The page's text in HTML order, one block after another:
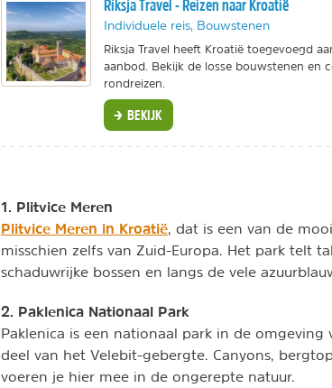
Riksja Travel - Reizen naar Kroatië
Individuele reis, Bouwstenen
Riksja Travel heeft Kroatië toegevoegd
aanbod. Bekijk de losse bouwstenen en
rondreizen.
BEKIJK
1. Plitvice Meren
Plitvice Meren in Kroatië , dat is een van de
misschien zelfs van Zuid-Europa. Het park telt
schaduwrijke bossen en langs de vele
2. Paklenica Nationaal Park
Paklenica is een nationaal park in de
deel van het Velebit-gebergte. Canyons,
voeren je hier mee in de ongerepte natuur.